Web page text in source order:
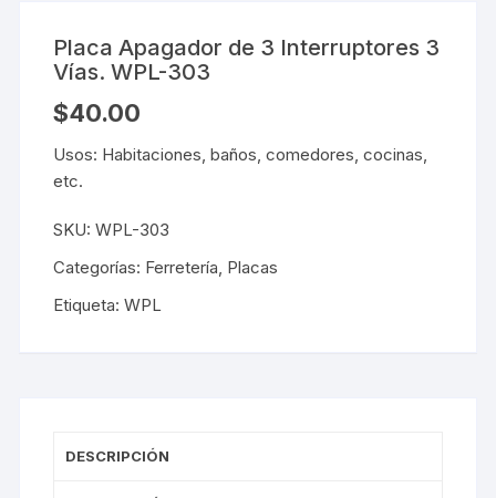
Placa Apagador de 3 Interruptores 3
Vías. WPL-303
$40.00
Usos: Habitaciones, baños, comedores, cocinas,
etc.
SKU:WPL-303
Categorías: Ferretería Placas
Etiqueta:WPL
DESCRIPCIÓN